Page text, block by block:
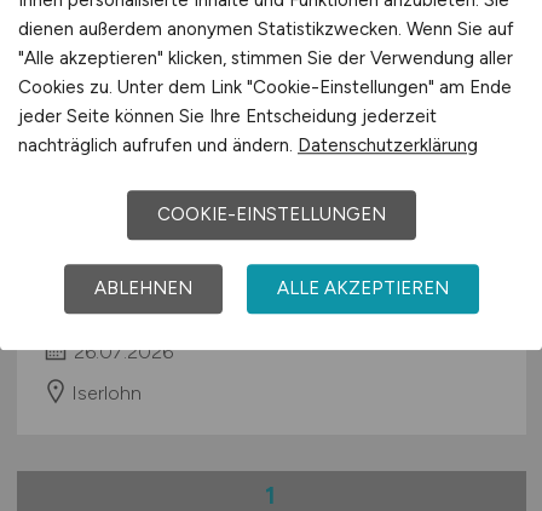
(w/m/d)
Cafe Del Sol
26.07.2026
Iserlohn
1
dienen außerdem anonymen Statistikzwecken. Wenn Sie auf
"Alle akzeptieren" klicken, stimmen Sie der Verwendung aller
Cookies zu. Unter dem Link "Cookie-Einstellungen" am Ende
jeder Seite können Sie Ihre Entscheidung jederzeit
nachträglich aufrufen und ändern. Datenschutzerklärung
COOKIE-EINSTELLUNGEN
ABLEHNEN ALLE AKZEPTIEREN